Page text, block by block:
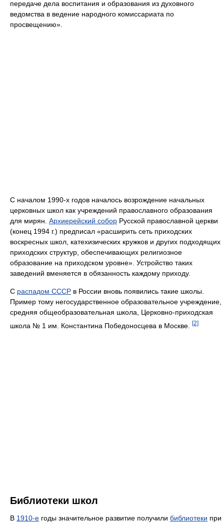
передаче дела воспитания и образования из духовного
ведомства в ведение народного комиссариата по
просвещению».
С началом 1990-х годов началось возрождение начальных
церковных школ как учреждений православного образования
для мирян. Архиерейский собор Русской православной церкви
(конец 1994 г.) предписал «расширить сеть приходских
воскресных школ, катехизических кружков и других подходящих
приходских структур, обеспечивающих религиозное
образование на приходском уровне». Устройство таких
заведений вменяется в обязанность каждому приходу.
С распадом СССР в России вновь появились такие школы.
Пример тому негосударственное образовательное учреждение,
средняя общеобразовательная школа, Церковно-приходская
школа № 1 им. Константина Победоносцева в Москве.
[2]
Библиотеки школ
В 1910-е годы значительное развитие получили библиотеки при